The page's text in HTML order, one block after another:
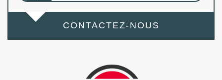
CONTACTEZ-NOUS